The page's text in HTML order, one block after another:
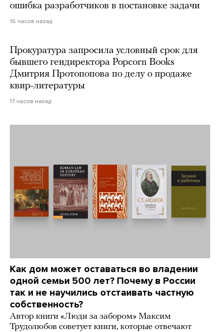
ошибка разработчиков в постановке задачи
16 часов назад
Прокуратура запросила условный срок для
бывшего гендиректора Popcorn Books
Дмитрия Протопопова по делу о продаже
квир-литературы
17 часов назад
Как дом может оставаться во владении
одной семьи 500 лет? Почему в России
так и не научились отстаивать частную
собственность?
Автор книги «Люди за забором» Максим
Трудолюбов советует книги, которые отвечают